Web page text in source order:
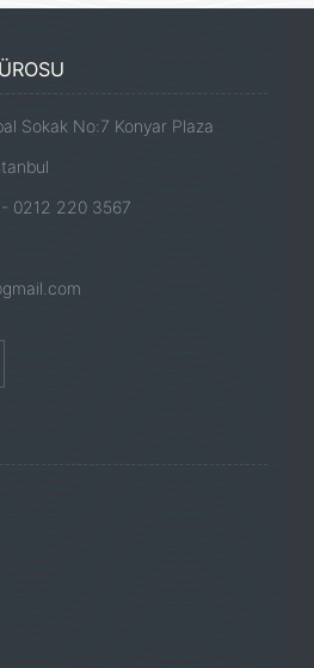
Sokak No:7 Konyar Plaza
0212 220 3567